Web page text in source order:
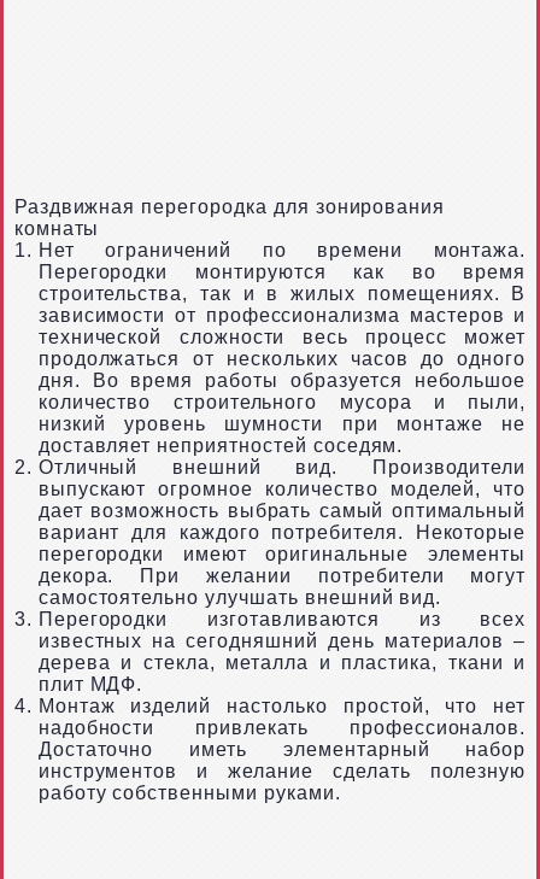
Раздвижная перегородка для зонирования
комнаты
Нет ограничений по времени монтажа.
Перегородки монтируются как во время
строительства, так и в жилых помещениях. В
зависимости от профессионализма мастеров и
технической сложности весь процесс может
продолжаться от нескольких часов до одного
дня. Во время работы образуется небольшое
количество строительного мусора и пыли,
низкий уровень шумности при монтаже не
доставляет неприятностей соседям.
Отличный внешний вид. Производители
выпускают огромное количество моделей, что
дает возможность выбрать самый оптимальный
вариант для каждого потребителя. Некоторые
перегородки имеют оригинальные элементы
декора. При желании потребители могут
самостоятельно улучшать внешний вид.
Перегородки изготавливаются из всех
известных на сегодняшний день материалов –
дерева и стекла, металла и пластика, ткани и
плит МДФ.
Монтаж изделий настолько простой, что нет
надобности привлекать профессионалов.
Достаточно иметь элементарный набор
инструментов и желание сделать полезную
работу собственными руками.